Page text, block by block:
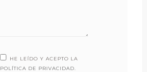
HE LEÍDO Y ACEPTO LA
POLÍTICA DE PRIVACIDAD.